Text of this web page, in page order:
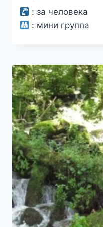
: за человека
: мини группа